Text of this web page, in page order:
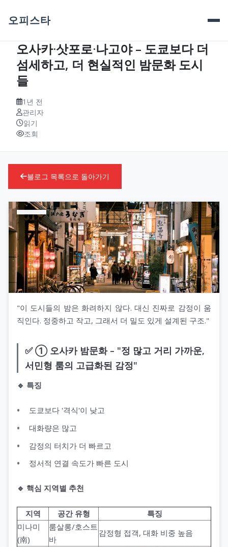
오피스타
오사카·삿포로·나고야 – 도쿄보다 더
섬세하고, 더 현실적인 밤문화 도시
들
1년 전
관리자
읽기
조회
블로그 목록으로 돌아가기
"이 도시들의 밤은 화려하지 않다. 대신 진짜로 감정이 움
직인다. 정중하고 작고, 그래서 더 밀도 있게 설계된 구조."
✅ ① 오사카 밤문화 – "정 많고 거리 가까운,
서민형 룸의 고급화된 감정"
🔹 특징
도쿄보다 '격식'이 낮고
대화량은 많고
감정의 터치가 더 빠르고
정서적 연결 속도가 빠른 도시
🔹 핵심 지역별 추천
지역 공간 유형
특징
미나미
(南)
룸살롱/호스트
바
감정형 접객, 대화 비중 높음